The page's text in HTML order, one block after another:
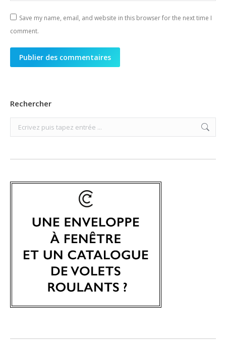
Save my name, email, and website in this browser for the next time I
comment.
Publier des commentaires
Rechercher
Search: